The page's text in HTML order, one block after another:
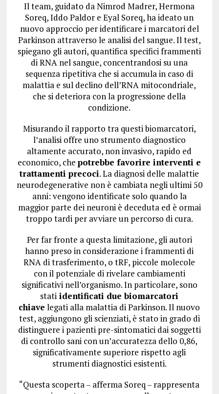
Il team, guidato da Nimrod Madrer, Hermona
Soreq, Iddo Paldor e Eyal Soreq, ha ideato un
nuovo approccio per identificare i marcatori del
Parkinson attraverso le analisi del sangue. Il test,
spiegano gli autori, quantifica specifici frammenti
di RNA nel sangue, concentrandosi su una
sequenza ripetitiva che si accumula in caso di
malattia e sul declino dell’RNA mitocondriale,
che si deteriora con la progressione della
condizione.
Misurando il rapporto tra questi biomarcatori,
l’analisi offre uno strumento diagnostico
altamente accurato, non invasivo, rapido ed
economico, chepotrebbe favorire interventi e
trattamenti precoci. La diagnosi delle malattie
neurodegenerative non è cambiata negli ultimi 50
anni: vengono identificate solo quando la
maggior parte dei neuroni è deceduta ed è ormai
troppo tardi per avviare un percorso di cura.
Per far fronte a questa limitazione, gli autori
hanno preso in considerazione i frammenti di
RNA di trasferimento, o tRF, piccole molecole
con il potenziale di rivelare cambiamenti
significativi nell’organismo. In particolare, sono
stati identificati due biomarcatori
chiave legati alla malattia di Parkinson. Il nuovo
test, aggiungono gli scienziati, è stato in grado di
distinguere i pazienti pre-sintomatici dai soggetti
di controllo sani con un’accuratezza dello 0,86,
significativamente superiore rispetto agli
strumenti diagnostici esistenti.
“Questa scoperta – afferma Soreq – rappresenta